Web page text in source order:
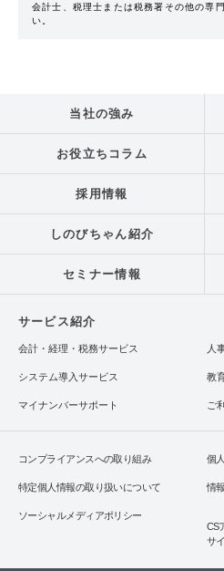
会計士、税理士または税務署その他の専
い。
当社の強み
お役立ちコラム
採用情報
しのびちゃん紹介
セミナー情報
サービス紹介
会計・経理・税務サービス 人
システム導入サービス 教
マイナンバーサポート ご
コンプライアンスへの取り組み 個
特定個人情報の取り扱いについて 情
ソーシャルメディアポリシー
CS
サ